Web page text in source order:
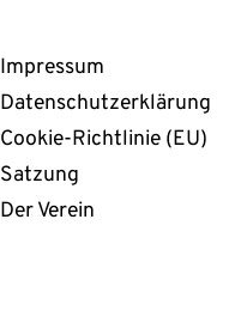
Impressum
Datenschutzerklärung
Cookie-Richtlinie (EU)
Satzung
Der Verein